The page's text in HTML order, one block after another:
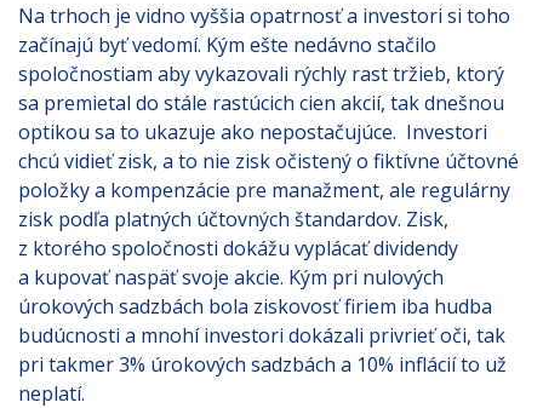
Na trhoch je vidno vyššia opatrnosť a investori si toho
začínajú byť vedomí. Kým ešte nedávno stačilo
spoločnostiam aby vykazovali rýchly rast tržieb, ktorý
sa premietal do stále rastúcich cien akcií, tak dnešnou
optikou sa to ukazuje ako nepostačujúce. Investori
chcú vidieť zisk, a to nie zisk očistený o fiktívne účtovné
položky a kompenzácie pre manažment, ale regulárny
zisk podľa platných účtovných štandardov. Zisk,
z ktorého spoločnosti dokážu vyplácať dividendy
a kupovať naspäť svoje akcie. Kým pri nulových
úrokových sadzbách bola ziskovosť firiem iba hudba
budúcnosti a mnohí investori dokázali privrieť oči, tak
pri takmer 3% úrokových sadzbách a 10% inflácií to už
neplatí.